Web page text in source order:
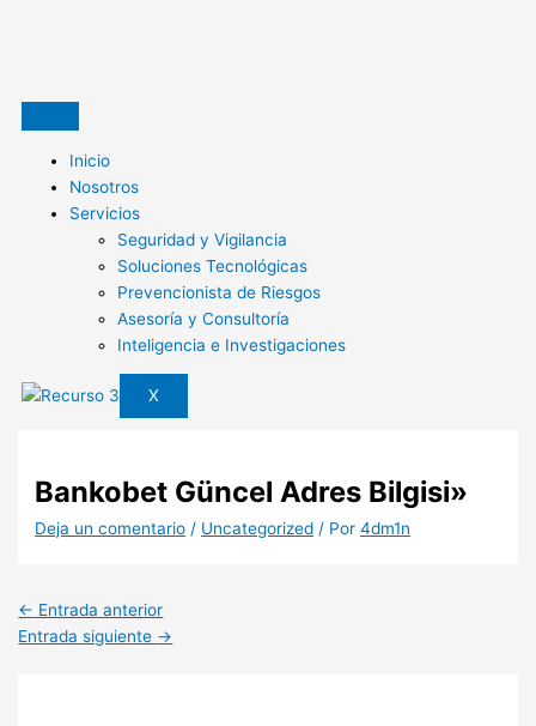
Inicio
Nosotros
Servicios
Seguridad y Vigilancia
Soluciones Tecnológicas
Prevencionista de Riesgos
Asesoría y Consultoría
Inteligencia e Investigaciones
X
Bankobet Güncel Adres Bilgisi»
Deja un comentario / Uncategorized / Por4dm1n
← Entrada anterior
Entrada siguiente →